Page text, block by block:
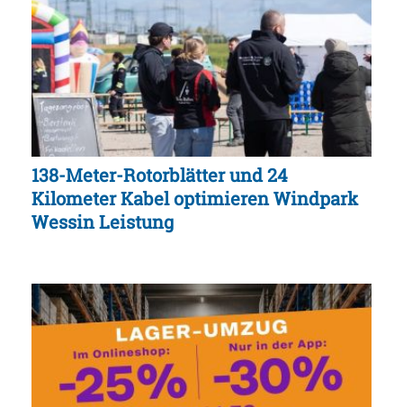
138-Meter-Rotorblätter und 24
Kilometer Kabel optimieren Windpark
Wessin Leistung